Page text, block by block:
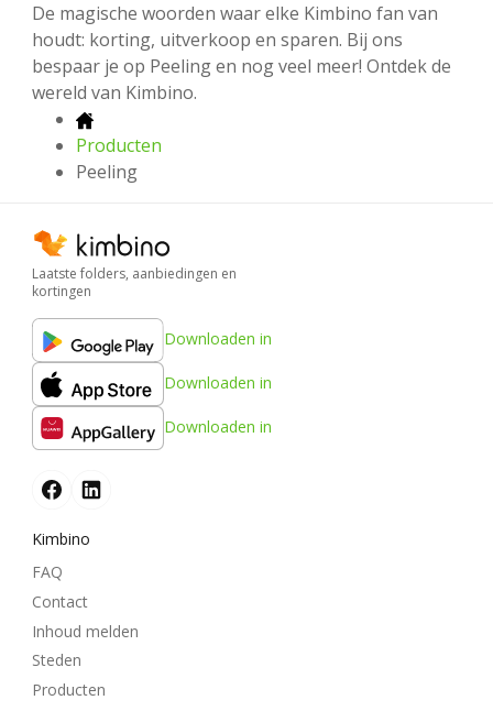
De magische woorden waar elke Kimbino fan van
houdt: korting, uitverkoop en sparen. Bij ons
bespaar je op Peeling en nog veel meer! Ontdek de
wereld van Kimbino.
Producten
Peeling
Laatste folders, aanbiedingen en
kortingen
Downloaden in
Downloaden in
Downloaden in
Kimbino
FAQ
Contact
Inhoud melden
Steden
Producten